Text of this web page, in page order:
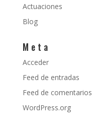
Actuaciones
Blog
Meta
Acceder
Feed de entradas
Feed de comentarios
WordPress.org